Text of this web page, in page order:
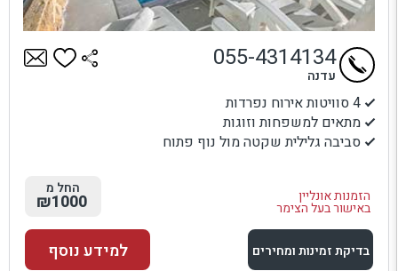
4 סוויטות אירוח נפרדות
מתאים למשפחות וזוגות
סביבה גלילית שקטה מול נוף פתוח
הזמנות אונליין
באישור בעל הצימר
055-4314134
עדנה
החל מ
₪1000
בדיקת זמינות ומחירים למידע נוסף